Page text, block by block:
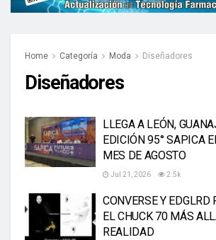
Home Categoría Moda Diseñadores
Diseñadores
LLEGA A LEÓN,
EDICIÓN 95° SAPICA
MES DE AGOSTO
Jul 21, 2026 2.5k
CONVERSE Y EDGLRD
EL CHUCK 70 MÁS
REALIDAD